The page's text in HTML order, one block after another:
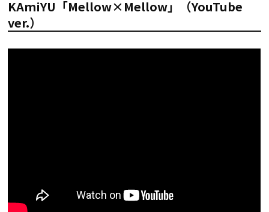
KAmiYU「Mellow×Mellow」（YouTube
ver.）